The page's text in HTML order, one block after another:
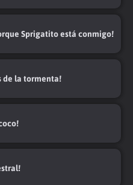
Sprigatito está conmigo!
de la tormenta!